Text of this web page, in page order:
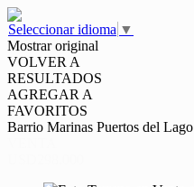
Seleccionar idioma ▼
Mostrar original
VOLVER A
RESULTADOS
AGREGAR A
FAVORITOS
Barrio Marinas Puertos del Lago